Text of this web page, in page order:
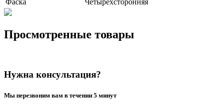
Просмотренные товары
Нужна консультация?
Мы перезвоним вам в течении 5 минут